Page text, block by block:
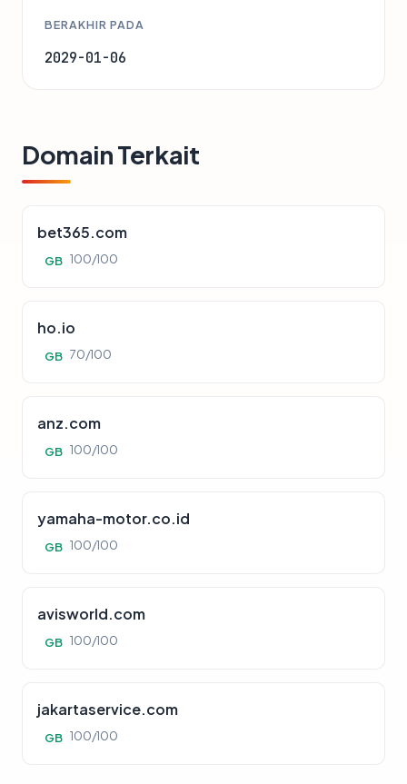
BERAKHIR PADA
2029-01-06
Domain Terkait
bet365.com
GB 100/100
ho.io
GB 70/100
anz.com
GB 100/100
yamaha-motor.co.id
GB 100/100
avisworld.com
GB 100/100
jakartaservice.com
GB 100/100